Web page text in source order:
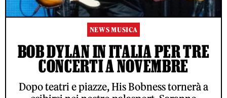
NEWS MUSICA
BOB DYLAN IN ITALIA PER TRE
CONCERTI A NOVEMBRE
Dopo teatri e piazze, His Bobness tornerà a